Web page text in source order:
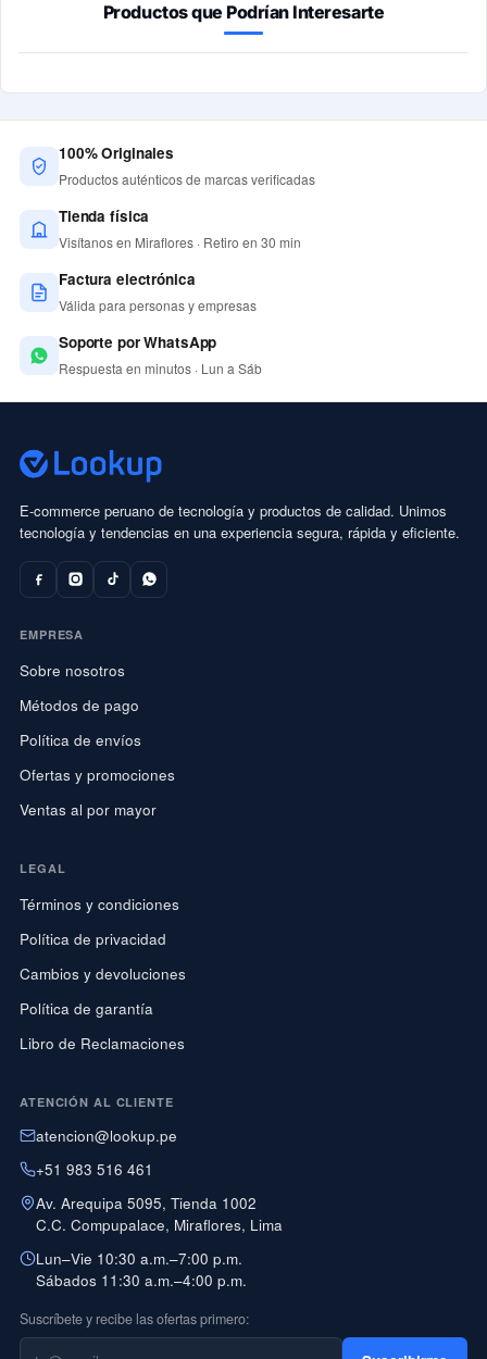
Productos que Podrían Interesarte
100% Originales
Productos auténticos de marcas verificadas
Tienda física
Visítanos en Miraflores · Retiro en 30 min
Factura electrónica
Válida para personas y empresas
Soporte por WhatsApp
Respuesta en minutos · Lun a Sáb
E-commerce peruano de tecnología y productos de calidad. Unimos
tecnología y tendencias en una experiencia segura, rápida y eficiente.
EMPRESA
Sobre nosotros
Métodos de pago
Política de envíos
Ofertas y promociones
Ventas al por mayor
LEGAL
Términos y condiciones
Política de privacidad
Cambios y devoluciones
Política de garantía
Libro de Reclamaciones
ATENCIÓN AL CLIENTE
atencion@lookup.pe
+51 983 516 461
Av. Arequipa 5095, Tienda 1002
C.C. Compupalace, Miraflores, Lima
Lun–Vie 10:30 a.m.–7:00 p.m.
Sábados 11:30 a.m.–4:00 p.m.
Suscríbete y recibe las ofertas primero: